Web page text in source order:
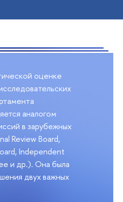
оценке
аналогом
в зарубежных
Review Board,
Independent
и др.). Она была
двух важных